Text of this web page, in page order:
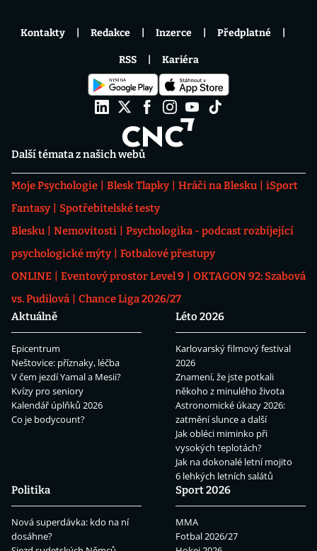
Další témata z našich webů
Moje Psychologie Blesk Tlapky Hráči na Blesku
iSport
Fantasy
Spotřebitelské testy
Blesku
Nemovitosti
Psychologika - podcast rozbíjející
psychologické mýty
Fotbalové přestupy
ONLINE
Eventový prostor Level 9
OKTAGON 92: Szabová
vs. Pudilová
Chance Liga 2026/27
Aktuálně
Epicentrum
Neštovice: příznaky, léčba
V čem jezdí Yamal a Mesii?
Kvízy pro seniory
Kalendář úplňků 2026
Co je bodycount?
Léto 2026
Karlovarský filmový festival
2026
Znamení, že jste potkali
někoho z minulého života
Astronomické úkazy 2026:
zatmění slunce a další
Jak obléci miminko při
vysokých teplotách?
Jak na dokonalé letní mojito
6 lehkých letních salátů
Politika
Nová superdávka: kdo na ní
dosáhne?
Sport 2026
MMA
Fotbal 2026/27
Kontakty Redakce Inzerce Předplatné
RSS Kariéra